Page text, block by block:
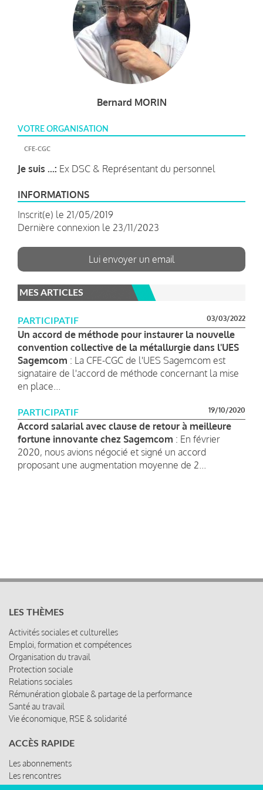
Bernard MORIN
VOTRE ORGANISATION
CFE-CGC
Je suis ...: Ex DSC & Représentant du personnel
INFORMATIONS
Inscrit(e) le 21/05/2019
Dernière connexion le 23/11/2023
Lui envoyer un email
MES ARTICLES
PARTICIPATIF 03/03/2022
Un accord de méthode pour instaurer la nouvelle
convention collective de la métallurgie dans l'UES
Sagemcom : La CFE-CGC de l'UES Sagemcom est
signataire de l'accord de méthode concernant la mise
en place...
PARTICIPATIF 19/10/2020
Accord salarial avec clause de retour à meilleure
fortune innovante chez Sagemcom : En février
2020, nous avions négocié et signé un accord
proposant une augmentation moyenne de 2...
LES THÈMES
Activités sociales et culturelles
Emploi, formation et compétences
Organisation du travail
Protection sociale
Relations sociales
Rémunération globale & partage de la performance
Santé au travail
Vie économique, RSE & solidarité
ACCÈS RAPIDE
Les abonnements
Les rencontres
Les ressources